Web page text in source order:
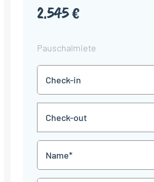
2.545 €
Pauschalmiete
in
TT
Punkt
MM
JJJJ
TT
Punkt
MM
JJJJ